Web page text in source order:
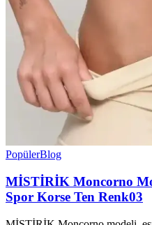
PopülerBlog
MİSTİRİK Moncorno
Spor Korse Ten Renk03